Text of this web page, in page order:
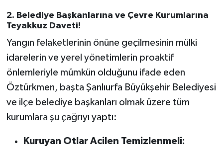
2. Belediye Başkanlarına ve Çevre Kurumlarına
Teyakkuz Daveti!
Yangın felaketlerinin önüne geçilmesinin mülki
idarelerin ve yerel yönetimlerin proaktif
önlemleriyle mümkün olduğunu ifade eden
Öztürkmen, başta Şanlıurfa Büyükşehir Belediyesi
ve ilçe belediye başkanları olmak üzere tüm
kurumlara şu çağrıyı yaptı:
Kuruyan Otlar Acilen Temizlenmeli: